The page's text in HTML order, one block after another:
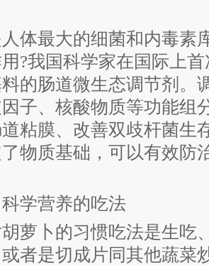
最大的细菌和内毒素
?我国科学家在国际上
料的肠道微生态调节剂。
因子、核酸物质等功能组
粘膜、改善双歧杆菌生
物质基础，可以有效防
营养的吃法
卜的习惯吃法是生吃
者是切成片同其他蔬菜